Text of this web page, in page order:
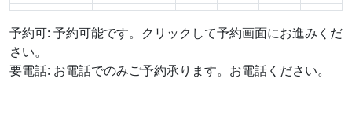
予約可: 予約可能です。クリックして予約画面にお進みくだ
さい。
要電話: お電話でのみご予約承ります。お電話ください。